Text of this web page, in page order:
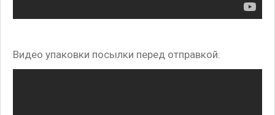
Видео упаковки посылки перед отправкой.